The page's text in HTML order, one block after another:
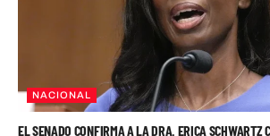
NACIONAL
EL SENADO CONFIRMA A LA DRA. ERICA SCHWARTZ